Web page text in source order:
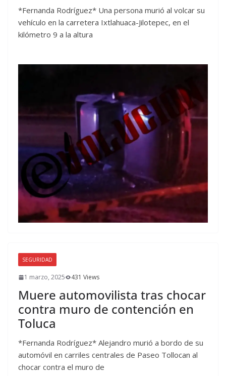
*Fernanda Rodríguez* Una persona murió al volcar su
vehículo en la carretera Ixtlahuaca-Jilotepec, en el
kilómetro 9 a la altura
SEGURIDAD
1 marzo, 2025 431 Views
Muere automovilista tras chocar
contra muro de contención en
Toluca
*Fernanda Rodríguez* Alejandro murió a bordo de su
automóvil en carriles centrales de Paseo Tollocan al
chocar contra el muro de